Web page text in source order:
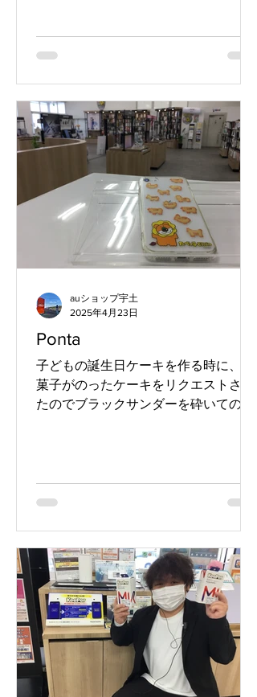
ッキリしました！ 少しだけ店内の配置
も変えました。...
Ponta
子どもの誕生日ケーキを作る時に、お
菓子がのったケーキをリクエストされ
たのでブラックサンダーを砕いてのせ
ィークリーローソンは冷凍食品のクー
ポンが出てます！...
auショップ宇土
2025年4月23日